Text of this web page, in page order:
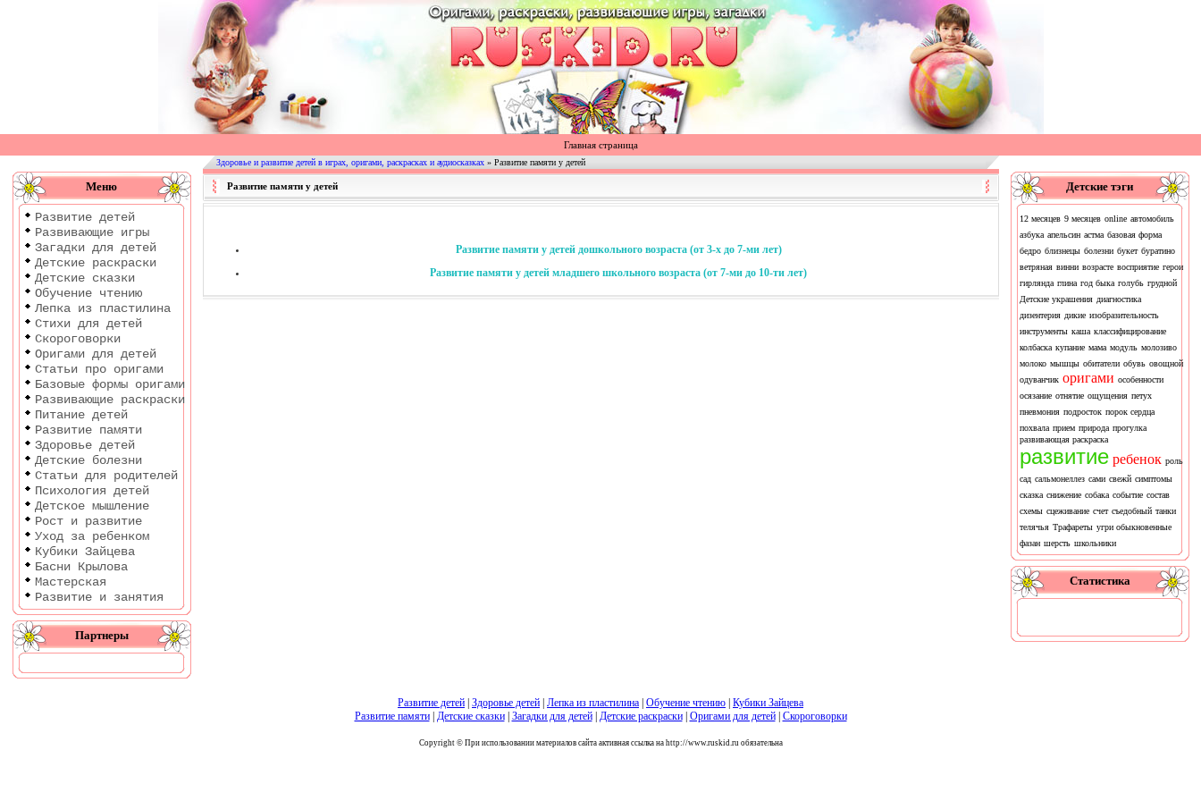
|
Раскраски
Развитие
детей
Главная страница
Меню
Развитие детей
Развивающие игры
Загадки для детей
Детские раскраски
Детские сказки
Обучение чтению
Лепка из пластилина
Стихи для детей
Скороговорки
Оригами для детей
Статьи про оригами
Базовые формы оригами
Развивающие раскраски
Питание детей
Развитие памяти
Здоровье детей
Детские болезни
Статьи для родителей
Психология детей
Детское мышление
Рост и развитие
Уход за ребенком
Кубики Зайцева
Басни Крылова
Мастерская
Развитие и занятия
Партнеры
Здоровье и развитие детей в играх, оригами, раскрасках и аудиосказках» Развитие памяти у детей
Развитие памяти у детей
Развитие памяти у детей дошкольного возраста (от 3-х до 7-ми лет)
Развитие памяти у детей младшего школьного возраста (от 7-ми до 10-ти лет)
Детские тэги
12 месяцев 9 месяцев online автомобиль
азбука апельсин астма базовая форма
бедро близнецы болезни букет буратино
ветряная винни возрасте восприятие герои
гирлянда глина год быка голубь грудной
Детские украшения диагностика
дизентерия дикие изобразительность
инструменты каша классифицирование
колбаска купание мама модуль молозиво
молоко мышцы обитатели обувь овощной
одуванчик оригами особенности
осязание отнятие ощущения петух
пневмония подросток порок сердца
похвала прием природа прогулка
развивающая раскраска
развитие ребенок роль
сад сальмонеллез сами свежй симптомы
сказка снижение собака событие состав
схемы сцеживание счет съедобный танки
телячья Трафареты угри обыкновенные
фазан шерсть школьники
Статистика
Развитие детей Здоровье детей Лепка из пластилина Обучение чтению Кубики Зайцева
Развитие памяти| Детские сказки| Загадки для детей| Детские раскраски| Оригами для детей| Скороговорки
Copyright © При использовании материалов сайта активная ссылка на http://www.ruskid.ru обязательна